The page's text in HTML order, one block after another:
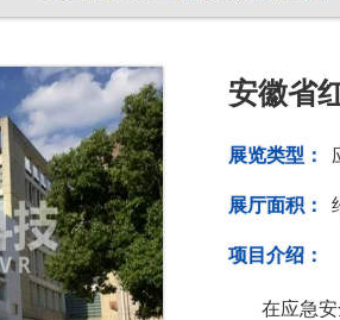
在应急安
安徽省
展览类型：
展厅面积：
项目介绍：